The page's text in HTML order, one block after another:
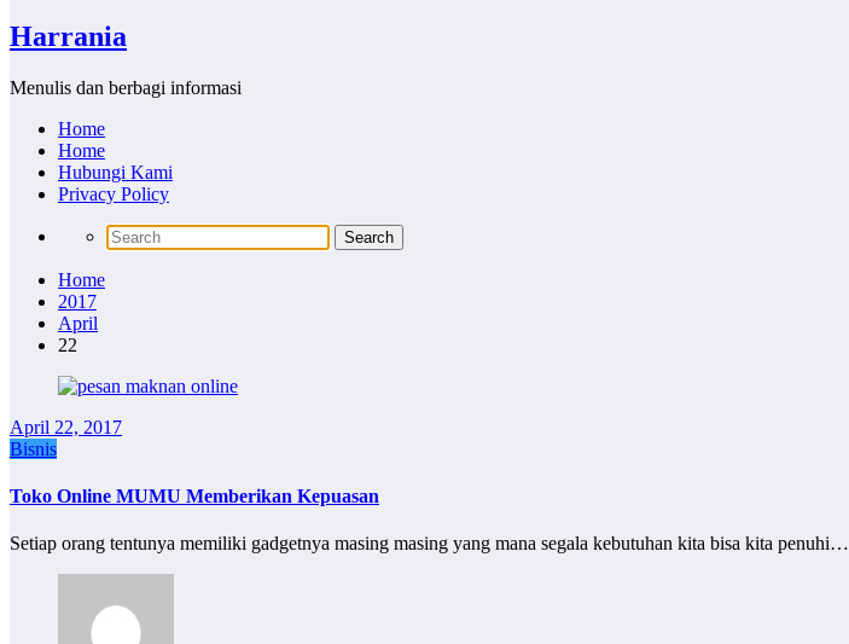
Harrania
Menulis dan berbagi informasi
Home
Home
Hubungi Kami
Privacy Policy
Home
2017
April
22
April 22, 2017
Bisnis
Toko Online MUMU Memberikan Kepuasan
Setiap orang tentunya memiliki gadgetnya masing masing yang mana segala kebutuhan kita bisa kita penuhi…